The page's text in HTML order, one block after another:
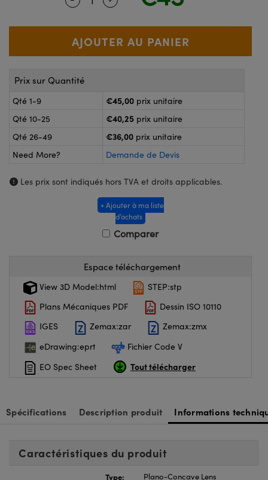
de Poche ou à Mesure Directe
: Caméras
Optiques Lightpath
Prix sur Quantité
Qté 1-9 €45,00 prix unitaire
Qté 10-25
€40,25 prix unitaire
Qté 26-49
€36,00 prix unitaire
Need More?
Demande de Devis
Les prix sont indiqués hors TVA et droits applicables.
+ Ajouter à ma liste
d’achats
Comparer
Espace téléchargement
View 3D Model:html
STEP:stp
Plans Mécaniques PDF
Dessin ISO 10110
IGES
Zemax:zar
Zemax:zmx
eDrawing:eprt
Fichier Code V
EO Spec Sheet
Tout télécharger
Spécifications Description produit Informations
Caractéristiques du produit
Type: Plano-Concave Lens